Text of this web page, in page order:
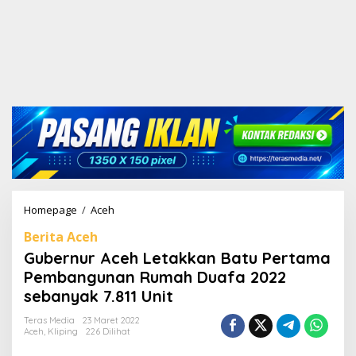
Homepage / Aceh
e
r
n
u
A
c
Berita Aceh
Gubernur Aceh Letakkan Batu Pertama
Pembangunan Rumah Duafa 2022
sebanyak 7.811 Unit
Teras Media
23 Maret 2022
Aceh, Kliping 226 Dilihat